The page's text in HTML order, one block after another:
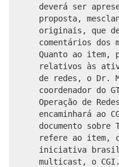
deverá ser
proposta,
originais, que
comentários dos
Quanto ao item,
relativos às
de redes, o Dr.
coordenador do
Operação de
encaminhará ao
documento sobre
refere ao item,
iniciativa
multicast, o